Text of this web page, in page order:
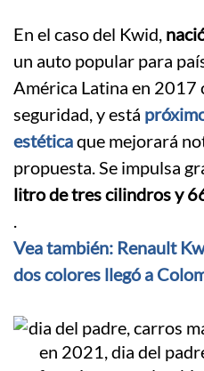
En el caso del Kwid,
un auto popular para
América Latina en 2017
seguridad, y está
estéticaque mejorará
propuesta. Se impulsa
litro de tres cilindros y
.
Vea también: Renault
dos colores llegó a